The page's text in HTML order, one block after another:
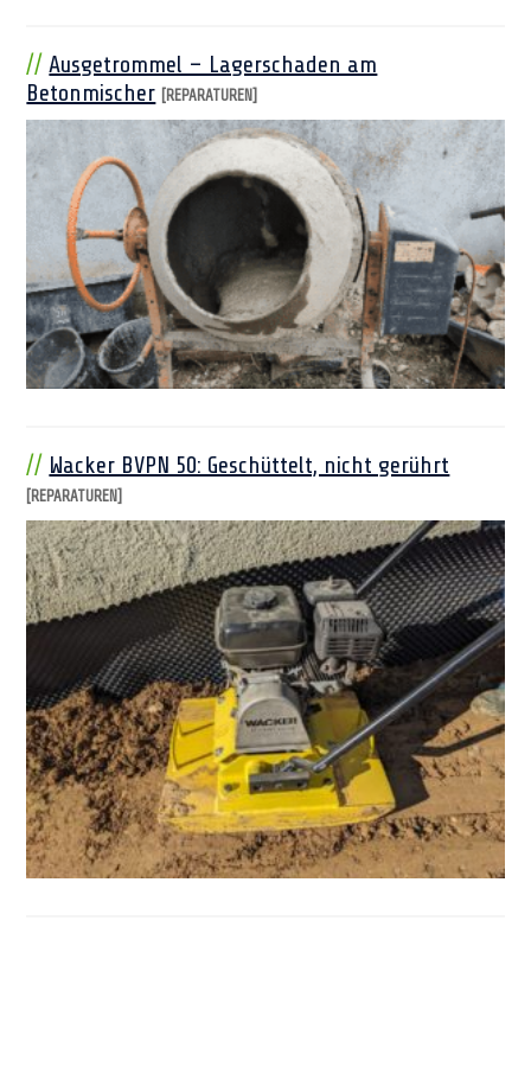
Ausgetrommel – Lagerschaden am
Betonmischer
[REPARATUREN]
Wacker BVPN 50: Geschüttelt, nicht gerührt
[REPARATUREN]